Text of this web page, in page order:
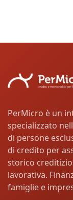
PerMicro è un
specializzato
di persone
di credito per
storico
lavorativa.
famiglie e